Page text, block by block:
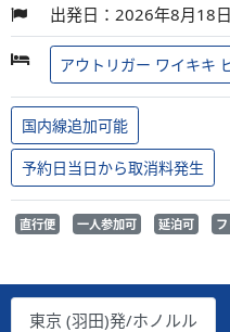
出発日：2026年8月18
アウトリガー ワイキキ
国内線追加可能
予約日当日から取消料発生
直行便 一人参加可 延泊可
東京 (羽田)発/ホノルル